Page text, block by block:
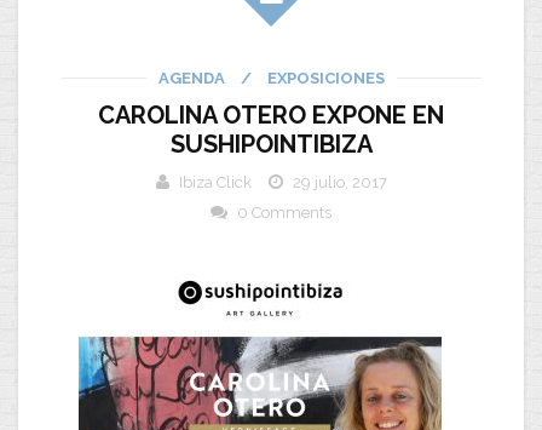
AGENDA / EXPOSICIONES
CAROLINA OTERO EXPONE EN
SUSHIPOINTIBIZA
Ibiza Click
29 julio, 2017
0 Comments